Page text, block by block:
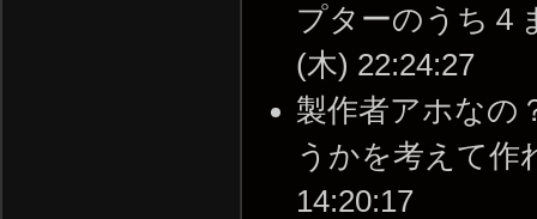
プターのうち４
(木) 22:24:27
製作者アホな
うかを考えて作
14:20:17